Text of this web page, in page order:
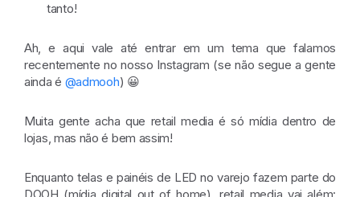
tanto!
Ah, e aqui vale até entrar em um tema que falamos
recentemente no nosso Instagram (se não segue a gente
ainda é @admooh) 😀
Muita gente acha que retail media é só mídia dentro de
lojas, mas não é bem assim!
Enquanto telas e painéis de LED no varejo fazem parte do